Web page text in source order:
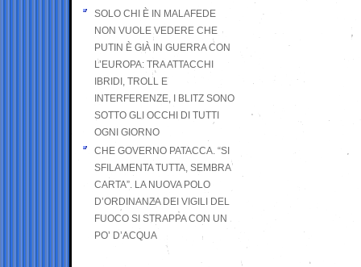
SOLO CHI È IN MALAFEDE
NON VUOLE VEDERE CHE
PUTIN È GIÀ IN GUERRA CON
L’EUROPA: TRA ATTACCHI
IBRIDI, TROLL E
INTERFERENZE, I BLITZ SONO
SOTTO GLI OCCHI DI TUTTI
OGNI GIORNO
CHE GOVERNO PATACCA. “SI
SFILAMENTA TUTTA, SEMBRA
CARTA”. LA NUOVA POLO
D’ORDINANZA DEI VIGILI DEL
FUOCO SI STRAPPA CON UN
PO’ D’ACQUA